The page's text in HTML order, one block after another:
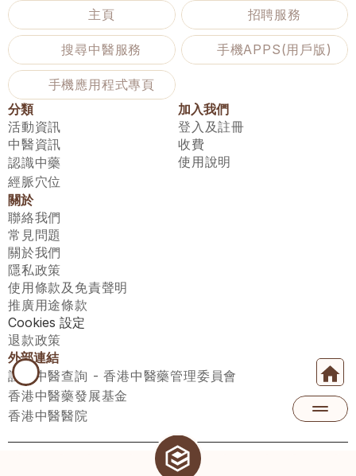
主頁
招聘服務
搜尋中醫服務 手機APPS(用戶版)
手機應用程式專頁
分類
活動資訊
中醫資訊
認識中藥
經脈穴位
加入我們
登入及註冊
收費
使用說明
關於
聯絡我們
常見問題
關於我們
隱私政策
使用條款及免責聲明
推廣用途條款
Cookies 設定
退款政策
外部連結
註冊中醫查詢 - 香港中醫藥管理委員會
香港中醫藥發展基金
香港中醫醫院
醫師匯有限公司 ECWAY LIMITED Copyright 2026© All rights